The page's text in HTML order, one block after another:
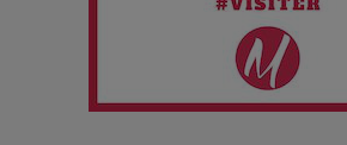
Les dessous de la fast fashion : un